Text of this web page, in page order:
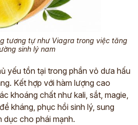
tương tự như Viagra trong việc tăng
sinh lý nam
yếu tồn tại trong phần vỏ dưa hấu
Kết hợp với hàm lượng cao
khoáng chất như kali, sắt, magie,
kháng, phục hồi sinh lý, sung
dục cho phái mạnh.